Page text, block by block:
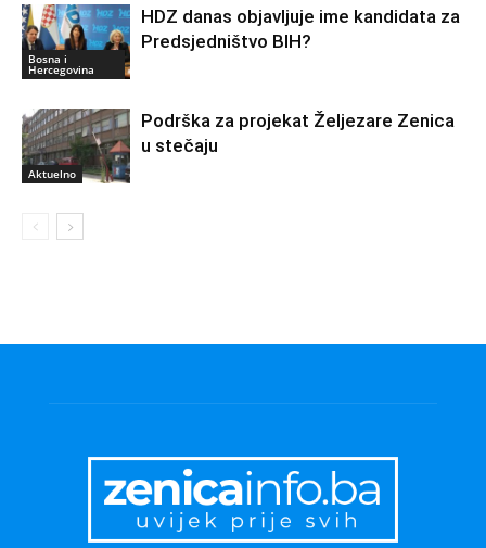
Bosna i
Hercegovina
HDZ danas objavljuje ime kandidata za
Predsjedništvo BIH?
Aktuelno
Podrška za projekat Željezare Zenica
u stečaju